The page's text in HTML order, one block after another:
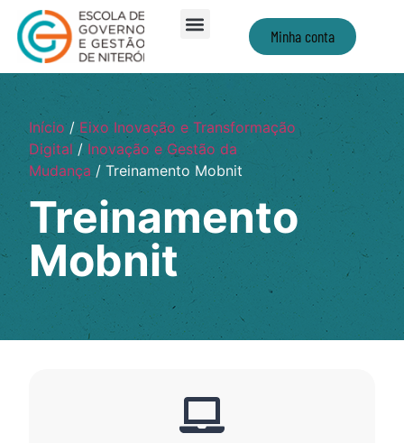
Minha conta
Início/Eixo Inovação e Transformação
Digital / Inovação e Gestão da
Mudança / Treinamento Mobnit
Treinamento
Mobnit